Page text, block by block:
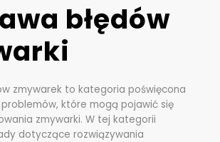
błędów
zmywarek to kategoria poświęcona
które mogą pojawić się
zmywarki. W tej kategorii
dotyczące rozwiązywania